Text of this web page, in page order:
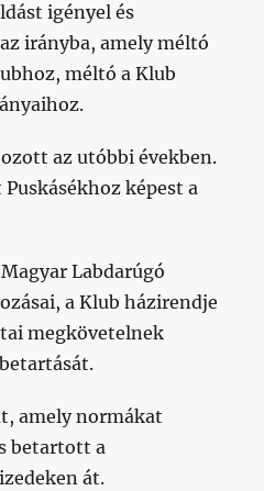
igényel és
irányba, amely méltó
méltó a Klub
az utóbbi években.
képest a
Labdarúgó
a Klub házirendje
megkövetelnek
amely normákat
betartott a
át.